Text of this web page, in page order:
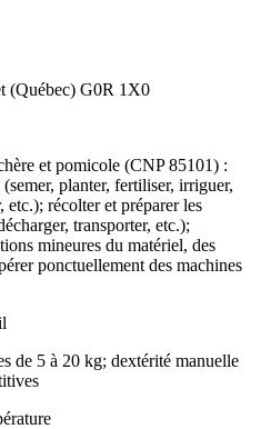
(Québec) G0R 1X0
et pomicole (CNP 85101) :
planter, fertiliser, irriguer,
etc.); récolter et préparer les
transporter, etc.);
mineures du matériel, des
ponctuellement des machines
de 5 à 20 kg; dextérité manuelle